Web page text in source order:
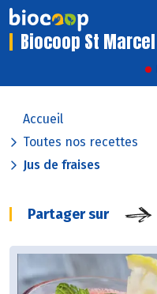
Biocoop St Marcel
Accueil
Toutes nos recettes
Jus de fraises
Partager sur